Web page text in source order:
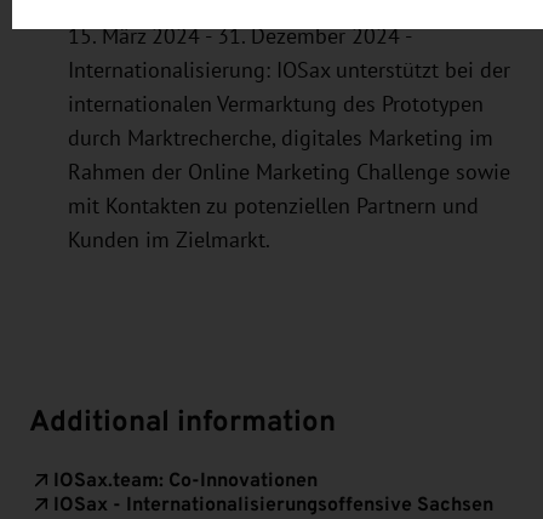
15. März 2024 - 31. Dezember 2024 -
Internationalisierung: IOSax unterstützt bei der
internationalen Vermarktung des Prototypen
durch Marktrecherche, digitales Marketing im
Rahmen der Online Marketing Challenge sowie
mit Kontakten zu potenziellen Partnern und
Kunden im Zielmarkt.
Additional information
IOSax.team: Co-Innovationen
IOSax - Internationalisierungsoffensive Sachsen